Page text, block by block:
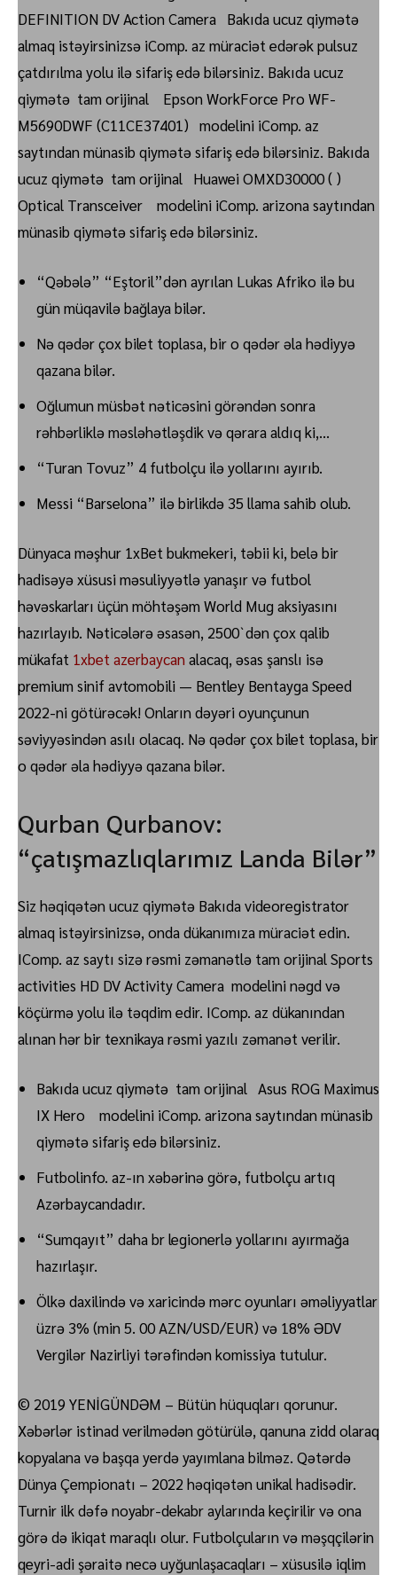
DEFINITION DV Action Camera Bakıda ucuz qiymətə
almaq istəyirsinizsə iComp. az müraciət edərək pulsuz
çatdırılma yolu ilə sifariş edə bilərsiniz. Bakıda ucuz
qiymətə tam orijinal Epson WorkForce Pro WF-
M5690DWF (C11CE37401) modelini iComp. az
saytından münasib qiymətə sifariş edə bilərsiniz. Bakıda
ucuz qiymətə tam orijinal Huawei OMXD30000 ( )
Optical Transceiver modelini iComp. arizona saytından
münasib qiymətə sifariş edə bilərsiniz.
“Qəbələ” “Eştoril”dən ayrılan Lukas Afriko ilə bu
gün müqavilə bağlaya bilər.
Nə qədər çox bilet toplasa, bir o qədər əla hədiyyə
qazana bilər.
Oğlumun müsbət nəticəsini görəndən sonra
rəhbərliklə məsləhətləşdik və qərara aldıq ki,…
“Turan Tovuz” 4 futbolçu ilə yollarını ayırıb.
Messi “Barselona” ilə birlikdə 35 llama sahib olub.
Dünyaca məşhur 1xBet bukmekeri, təbii ki, belə bir
hadisəyə xüsusi məsuliyyətlə yanaşır və futbol
həvəskarları üçün möhtəşəm World Mug aksiyasını
hazırlayıb. Nəticələrə əsasən, 2500`dən çox qalib
mükafat 1xbet azerbaycan alacaq, əsas şanslı isə
premium sinif avtomobili — Bentley Bentayga Speed ​​
2022-ni götürəcək! Onların dəyəri oyunçunun
səviyyəsindən asılı olacaq. Nə qədər çox bilet toplasa, bir
o qədər əla hədiyyə qazana bilər.
Qurban Qurbanov:
“çatışmazlıqlarımız Landa Bilər”
Siz həqiqətən ucuz qiymətə Bakıda videoregistrator
almaq istəyirsinizsə, onda dükanımıza müraciət edin.
IComp. az saytı sizə rəsmi zəmanətlə tam orijinal Sports
activities HD DV Activity Camera modelini nəgd və
köçürmə yolu ilə təqdim edir. IComp. az dükanından
alınan hər bir texnikaya rəsmi yazılı zəmanət verilir.
Bakıda ucuz qiymətə tam orijinal Asus ROG Maximus
IX Hero modelini iComp. arizona saytından münasib
qiymətə sifariş edə bilərsiniz.
Futbolinfo. az-ın xəbərinə görə, futbolçu artıq
Azərbaycandadır.
“Sumqayıt” daha br legionerlə yollarını ayırmağa
hazırlaşır.
Ölkə daxilində və xaricində mərc oyunları əməliyyatlar
üzrə 3% (min 5. 00 AZN/USD/EUR) və 18% ƏDV
Vergilər Nazirliyi tərəfindən komissiya tutulur.
© 2019 YENİGÜNDƏM – Bütün hüquqları qorunur.
Xəbərlər istinad verilmədən götürülə, qanuna zidd olaraq
kopyalana və başqa yerdə yayımlana bilməz. Qətərdə
Dünya Çempionatı – 2022 həqiqətən unikal hadisədir.
Turnir ilk dəfə noyabr-dekabr aylarında keçirilir və ona
görə də ikiqat maraqlı olur. Futbolçuların və məşqçilərin
qeyri-adi şəraitə necə uyğunlaşacaqları – xüsusilə iqlim